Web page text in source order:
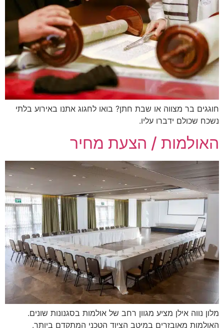
חוגגים בר מצווה או שבת חתן? בואו לחגוג אתנו באירוע בלתי
נשכח שכולם ידברו עליו.
האולמות / הצעת מחיר
מלון נווה אילן מציע מגוון רחב של אולמות בסגנונות שונים.
האולמות מאובזרים במיטב הציוד הטכני המתקדם ביותר.